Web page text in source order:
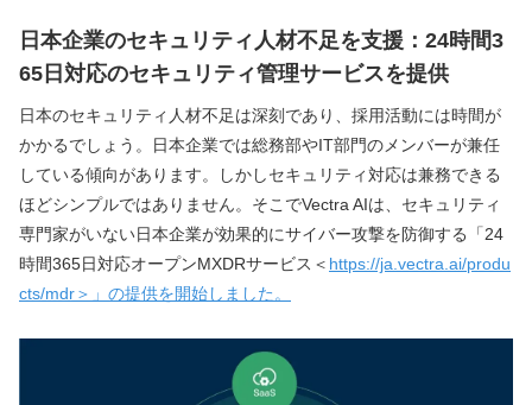
日本企業のセキュリティ人材不足を支援：24時間3
65日対応のセキュリティ管理サービスを提供
日本のセキュリティ人材不足は深刻であり、採用活動には時間が
かかるでしょう。日本企業では総務部やIT部門のメンバーが兼任
している傾向があります。しかしセキュリティ対応は兼務できる
ほどシンプルではありません。そこでVectra AIは、セキュリティ
専門家がいない日本企業が効果的にサイバー攻撃を防御する「24
時間365日対応オープンMXDRサービス＜ https://ja.vectra.ai/produ
cts/mdr＞」の提供を開始しました。